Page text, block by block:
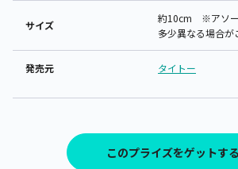
サイズ
約10cm ※アソー
多少異なる場合が
発売元 タイトー
このプライズをゲットする